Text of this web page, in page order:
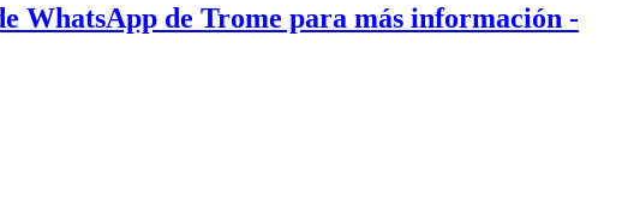
WhatsApp de Trome para más información -